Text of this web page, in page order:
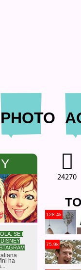
PHOTO
24270
128.4k
75.9k
SE I
ha